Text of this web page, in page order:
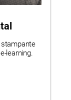
learning.